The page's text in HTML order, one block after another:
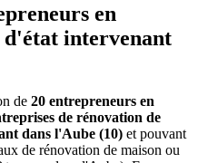
en
d'état intervenant
de 20 entrepreneurs en
de rénovation de
dans l'Aube (10) et pouvant
de rénovation de maison ou